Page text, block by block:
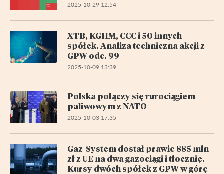
2025-10-29 12:54
XTB, KGHM, CCC i 50 innych
spółek. Analiza techniczna akcji z
GPW odc. 99
2025-10-09 13:39
Polska połączy się rurociągiem
paliwowym z NATO
2025-10-03 17:35
Gaz-System dostał prawie 885 mln
zł z UE na dwa gazociągi i tłocznię.
Kursy dwóch spółek z GPW w górę